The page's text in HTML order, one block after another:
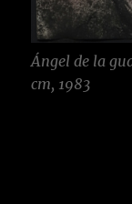
Ángel de la
cm, 1983